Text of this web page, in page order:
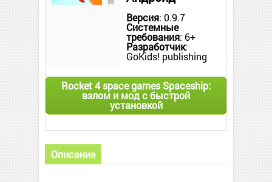
Версия: 0.9.7
Системные
требования: 6+
Разработчик:
GoKids! publishing
Rocket 4 space games Spaceship:
взлом и мод с быстрой
установкой
Описание